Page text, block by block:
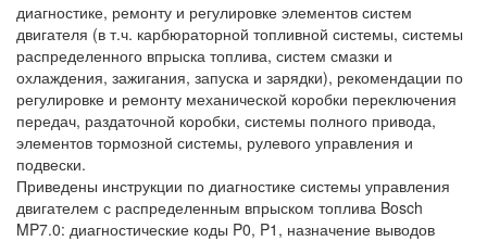
диагностике, ремонту и регулировке элементов систем
двигателя (в т.ч. карбюраторной топливной системы, системы
распределенного впрыска топлива, систем смазки и
охлаждения, зажигания, запуска и зарядки), рекомендации по
регулировке и ремонту механической коробки переключения
передач, раздаточной коробки, системы полного привода,
элементов тормозной системы, рулевого управления и
подвески.
Приведены инструкции по диагностике системы управления
двигателем с распределенным впрыском топлива Bosch
MP7.0: диагностические коды P0, P1, назначение выводов